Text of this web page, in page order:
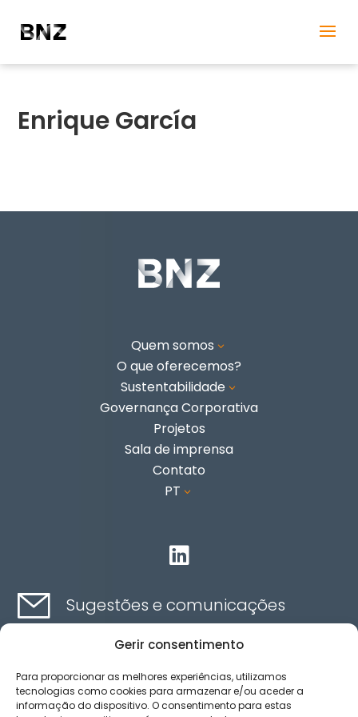
Gerir consentimento
Para proporcionar as melhores experiências, utilizamos
tecnologias como cookies para armazenar e/ou aceder a
informação do dispositivo. O consentimento para estas
Enrique García
Quem somos 3
O que oferecemos?
Sustentabilidade 3
Governança Corporativa
Projetos
Sala de imprensa
Contato
PT 3

Sugestões e comunicações